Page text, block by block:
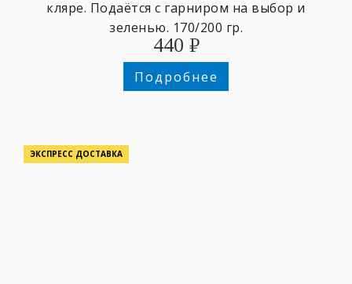
кляре. Подаётся с гарниром на выбор и
зеленью. 170/200 гр.
440 ₽
Подробнее
ЭКСПРЕСС ДОСТАВКА